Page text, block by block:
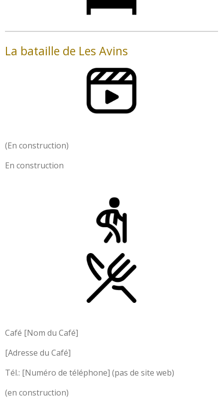
La bataille de Les Avins
(En construction)
En construction
Café [Nom du Café]
[Adresse du Café]
Tél.: [Numéro de téléphone] (pas de site web)
(en construction)